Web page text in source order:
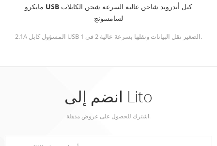
مايكرو USB كبل أندرويد شاحن عالية السرعة شحن الكابلات
لسامسونج
2.1A المسؤول كابل USB الصغير نقل البيانات ونقلها بسرعة عالية 2 في 1.
انضم إلى Lito
اشترك للحصول على عروض مذهلة.